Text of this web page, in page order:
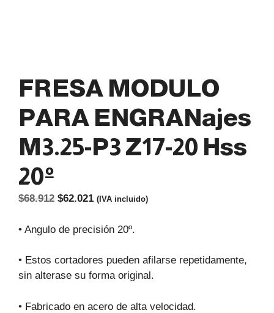
FRESA MODULO
PARA ENGRANajes
M3.25-P3 Z17-20 Hss
20º
$68.912 El
original
$68.912.
$62.021El
actual
$62.021.
(IVA incluido)
• Angulo de precisión 20º.
• Estos cortadores pueden afilarse repetidamente,
sin alterase su forma original.
• Fabricado en acero de alta velocidad.